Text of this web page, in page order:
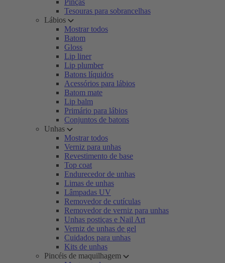
Pinças
Tesouras para sobrancelhas
Lábios
Mostrar todos
Batom
Gloss
Lip liner
Lip plumber
Batons líquidos
Acessórios para lábios
Batom mate
Lip balm
Primário para lábios
Conjuntos de batons
Unhas
Mostrar todos
Verniz para unhas
Revestimento de base
Top coat
Endurecedor de unhas
Limas de unhas
Lâmpadas UV
Removedor de cutículas
Removedor de verniz para unhas
Unhas postiças e Nail Art
Verniz de unhas de gel
Cuidados para unhas
Kits de unhas
Pincéis de maquilhagem